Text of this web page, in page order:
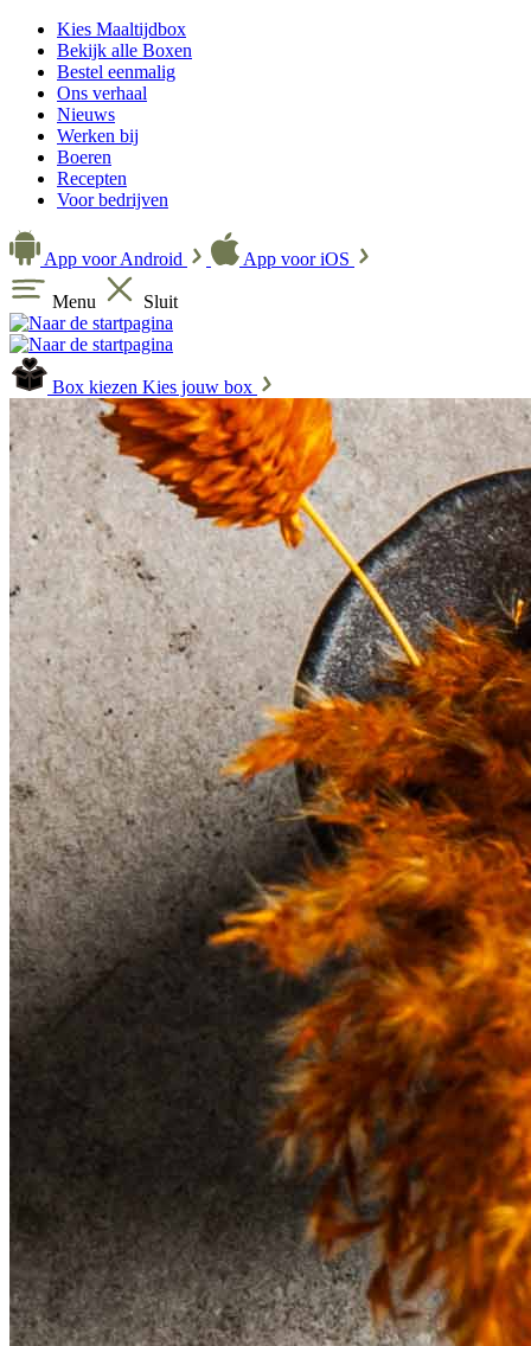
Kies Maaltijdbox
Bekijk alle Boxen
Bestel eenmalig
Ons verhaal
Nieuws
Werken bij
Boeren
Recepten
Voor bedrijven
App voor Android App voor iOS
Menu Sluit
Box kiezen Kies jouw box